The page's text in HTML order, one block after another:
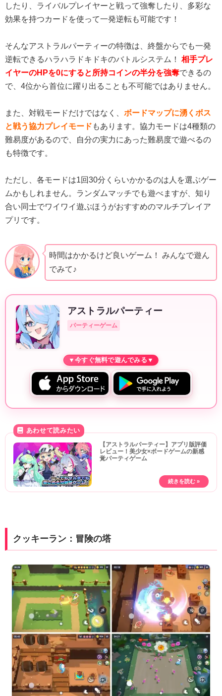
したり、ライバルプレイヤーと戦って強奪したり、多彩な
効果を持つカードを使って一発逆転も可能です！
そんなアストラルパーティーの特徴は、終盤からでも一発
逆転できるハラハラドキドキのバトルシステム！ 相手プレ
イヤーのHPを0にすると所持コインの半分を強奪できるの
で、4位から首位に躍り出ることも不可能ではありません。
また、対戦モードだけではなく、 ボードマップに湧くボス
と戦う協力プレイモード もあります。協力モードは4種類の
難易度があるので、自分の実力にあった難易度で遊べるの
も特徴です。
ただし、各モードは1回30分くらいかかるのは人を選ぶゲー
ムかもしれません。ランダムマッチでも遊べますが、知り
合い同士でワイワイ遊ぶほうがおすすめのマルチプレイア
プリです。
時間はかかるけど良いゲーム！ みんなで遊ん
でみて♪
アストラルパーティー
パーティーゲーム
【アストラルパーティー】アプリ版評価
レビュー！美少女×ボードゲームの新感
覚パーティゲーム
クッキーラン：冒険の塔